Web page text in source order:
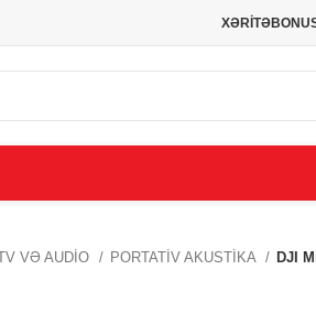
XƏRİTƏ
VƏ AUDİO PORTATİV AKUSTİKA DJI